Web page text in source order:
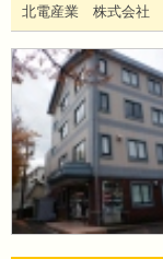
北電産業 株式会社